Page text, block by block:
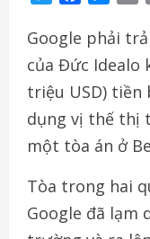
Google phải
của Đức Idealo
triệu USD) tiền
dụng vị thế thị
một tòa án ở
Tòa trong hai
Google đã lạm